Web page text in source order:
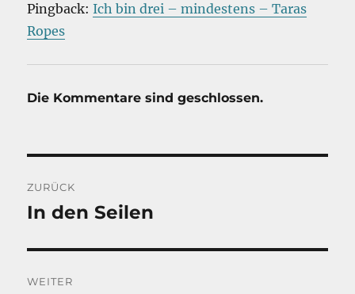
Pingback:Ich bin drei – mindestens – Taras
Ropes
Die Kommentare sind geschlossen.
ZURÜCK
Vorheriger
In den Seilen
WEITER